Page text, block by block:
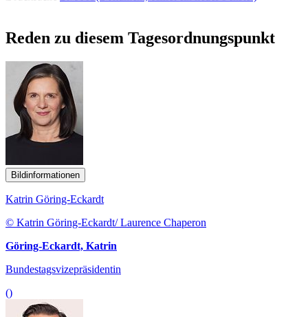
Reden zu diesem Tagesordnungspunkt
Bildinformationen
Katrin Göring-Eckardt
© Katrin Göring-Eckardt/ Laurence Chaperon
Göring-Eckardt, Katrin
Bundestagsvizepräsidentin
()